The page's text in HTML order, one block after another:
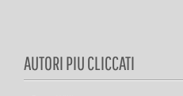
AUTORI PIU CLICCATI